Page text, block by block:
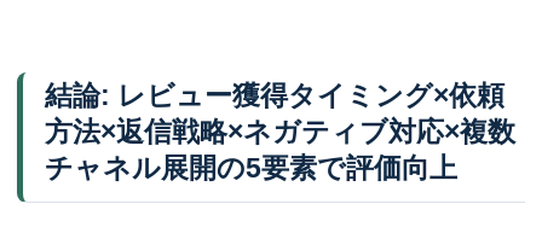
結論: レビュー獲得タイミング×依頼
方法×返信戦略×ネガティブ対応×複数
チャネル展開の5要素で評価向上